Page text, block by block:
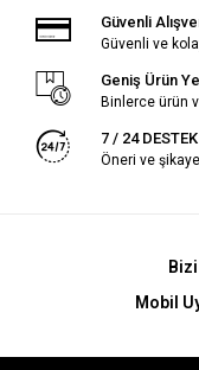
Güvenli
Güvenli ve
Geniş Ürün
Binlerce ürün
7 / 24 DESTEK
Öneri ve
Mobil